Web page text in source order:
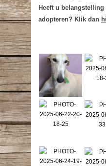
Heeft u
adopteren? Klik dan